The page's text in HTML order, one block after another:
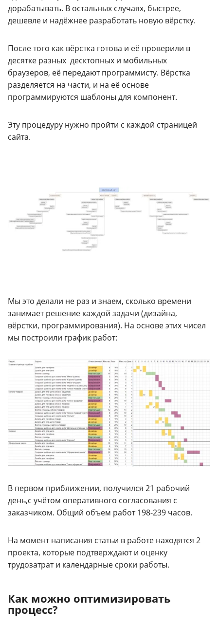
дорабатывать. В остальных случаях, быстрее,
дешевле и надёжнее разработать новую вёрстку.
После того как вёрстка готова и её проверили в
десятке разных десктопных и мобильных
браузеров, её передают программисту. Вёрстка
разделяется на части, и на её основе
программируются шаблоны для компонент.
Эту процедуру нужно пройти с каждой страницей
сайта.
Мы это делали не раз и знаем, сколько времени
занимает решение каждой задачи (дизайна,
вёрстки, программирования). На основе этих чисел
мы построили график работ:
В первом приближении, получился 21 рабочий
день,с учётом оперативного согласования с
заказчиком. Общий объем работ 198-239 часов.
На момент написания статьи в работе находятся 2
проекта, которые подтверждают и оценку
трудозатрат и календарные сроки работы.
Как можно оптимизировать
процесс?